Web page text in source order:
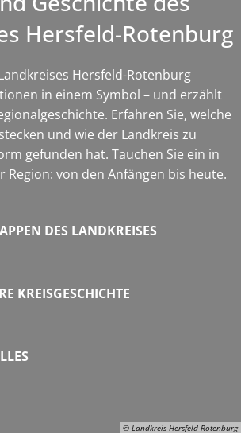
© Landkreis Hersfeld-Rotenburg
Hersfeld-Rotenburg
Hersfeld-Rotenburg
in einem Symbol – und erzählt
Erfahren Sie, welche
und wie der Landkreis zu
gefunden hat. Tauchen Sie ein in
Region: von den Anfängen bis heute.
DES LANDKREISES
KREISGESCHICHTE